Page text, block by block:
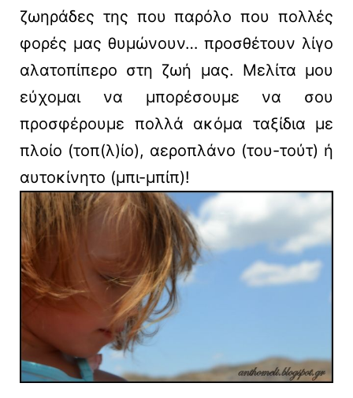
ζωηράδες της που παρόλο που πολλές
φορές μας θυμώνουν… προσθέτουν λίγο
αλατοπίπερο στη ζωή μας. Μελίτα μου
εύχομαι να μπορέσουμε να σου
προσφέρουμε πολλά ακόμα ταξίδια με
πλοίο (τοπ(λ)ίο), αεροπλάνο (του-τούτ) ή
αυτοκίνητο (μπι-μπίπ)!